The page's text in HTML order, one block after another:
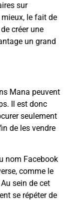
sur
mieux, le fait de
créer une
un grand
Mana peuvent
Il est donc
seulement
de les vendre
nom Facebook
comme le
sein de cet
se répéter de